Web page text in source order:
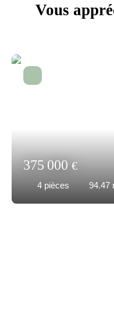
Vous
375 000€
4 pièces 94.47